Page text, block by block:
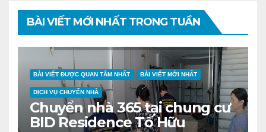
BÀI VIẾT MỚI NHẤT TRONG TUẦN
BÀI VIẾT ĐƯỢC QUAN TÂM NHẤT BÀI VIẾT MỚI NHẤT
DỊCH VỤ CHUYỂN NHÀ
Chuyển nhà 365 tại chung cư
BID Residence Tố Hữu